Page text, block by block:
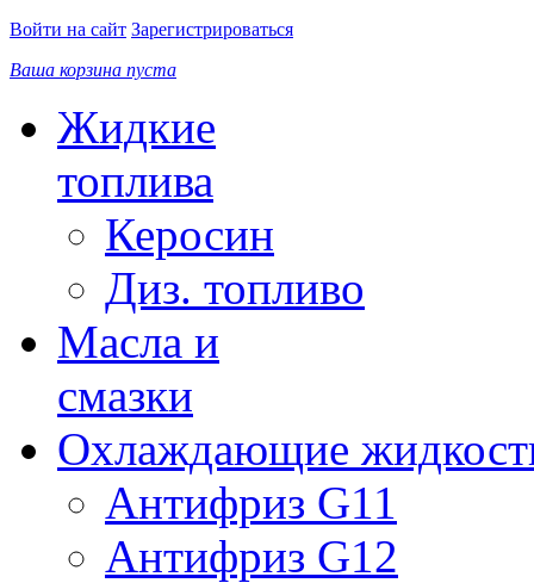
Войти на сайт Зарегистрироваться
Ваша корзина пуста
Жидкие
топлива
Керосин
Диз. топливо
Масла и
смазки
Охлаждающие
Антифриз G11
Антифриз G12